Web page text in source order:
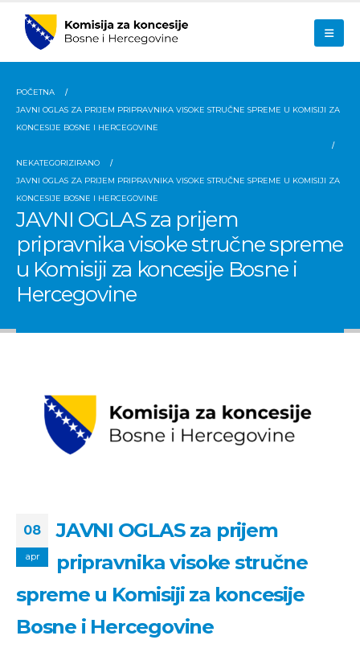
POČETNA
JAVNI OGLAS ZA PRIJEM PRIPRAVNIKA VISOKE STRUČNE SPREME U KOMISIJI ZA
KONCESIJE BOSNE I HERCEGOVINE
NEKATEGORIZIRANO
JAVNI OGLAS ZA PRIJEM PRIPRAVNIKA VISOKE STRUČNE SPREME U KOMISIJI ZA
KONCESIJE BOSNE I HERCEGOVINE
JAVNI OGLAS za prijem
pripravnika visoke stručne spreme
u Komisiji za koncesije Bosne i
Hercegovine
08
apr
JAVNI OGLAS za prijem
pripravnika visoke stručne
spreme u Komisiji za koncesije
Bosne i Hercegovine